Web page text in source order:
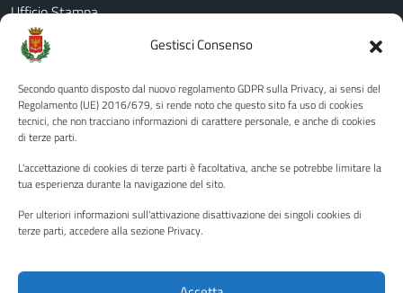
Gestisci Consenso
Secondo quanto disposto dal nuovo regolamento GDPR sulla Privacy, ai sensi del
Regolamento (UE) 2016/679, si rende noto che questo sito fa uso di cookies
tecnici, che non tracciano informazioni di carattere personale, e anche di cookies
di terze parti.
L'accettazione di cookies di terze parti è facoltativa, anche se potrebbe limitare la
tua esperienza durante la navigazione del sito.
Per ulteriori informazioni sull'attivazione disattivazione dei singoli cookies di
terze parti, accedere alla sezione Privacy.
Ufficio Stampa
Amministrazione Trasparente
Albo pretorio
Informativa privacy
Note legali
Piano di miglioramento del sito
Instagram